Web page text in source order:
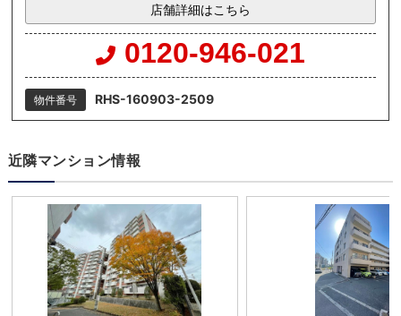
店舗詳細はこちら
0120-946-021
物件番号 RHS-160903-2509
近隣マンション情報